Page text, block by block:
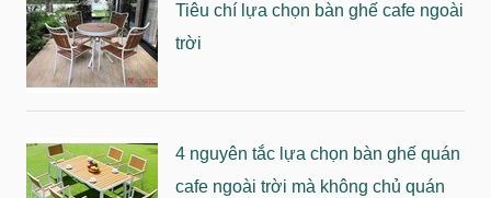
Tiêu chí lựa chọn bàn ghế cafe ngoài
trời
4 nguyên tắc lựa chọn bàn ghế quán
cafe ngoài trời mà không chủ quán